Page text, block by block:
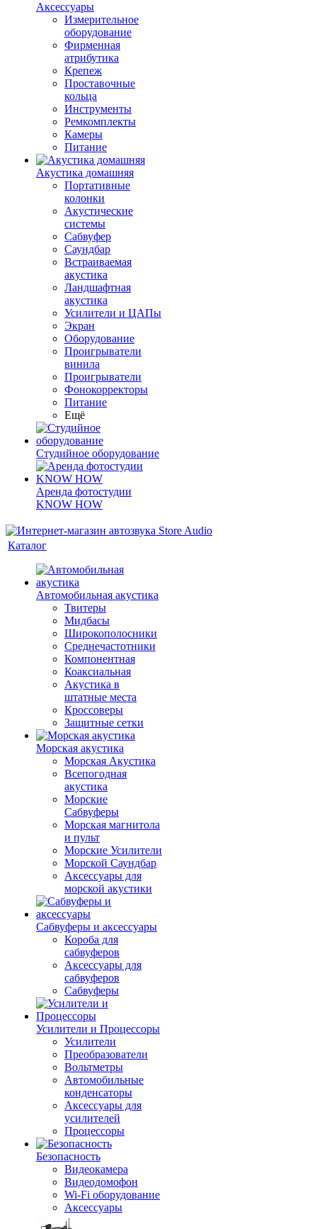
Аксессуары
Измерительное
оборудование
Фирменная
атрибутика
Крепеж
Проставочные
кольца
Инструменты
Ремкомплекты
Камеры
Питание
Акустика домашняя
Портативные
колонки
Акустические
системы
Сабвуфер
Саундбар
Встраиваемая
акустика
Ландшафтная
акустика
Усилители и ЦАПы
Экран
Оборудование
Проигрыватели
винила
Проигрыватели
Фонокорректоры
Питание
Ещё
Студийное оборудование
Аренда фотостудии
KNOW HOW
Каталог
Автомобильная акустика
Твитеры
Мидбасы
Широкополосники
Среднечастотники
Компонентная
Коаксиальная
Акустика в
штатные места
Кроссоверы
Защитные сетки
Морская акустика
Морская Акустика
Всепогодная
акустика
Морские
Сабвуферы
Морская магнитола
и пульт
Морские Усилители
Морской Cаундбар
Аксессуары для
морской акустики
Сабвуферы и аксессуары
Короба для
сабвуферов
Аксессуары для
сабвуферов
Сабвуферы
Усилители и Процессоры
Усилители
Преобразователи
Вольтметры
Автомобильные
конденсаторы
Аксессуары для
усилителей
Процессоры
Безопасность
Видеокамера
Видеодомофон
Wi-Fi оборудование
Аксессуары